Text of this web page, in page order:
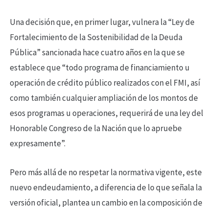
Una decisión que, en primer lugar, vulnera la “Ley de
Fortalecimiento de la Sostenibilidad de la Deuda
Pública” sancionada hace cuatro años en la que se
establece que “todo programa de financiamiento u
operación de crédito público realizados con el FMI, así
como también cualquier ampliación de los montos de
esos programas u operaciones, requerirá de una ley del
Honorable Congreso de la Nación que lo apruebe
expresamente”.
Pero más allá de no respetar la normativa vigente, este
nuevo endeudamiento, a diferencia de lo que señala la
versión oficial, plantea un cambio en la composición de